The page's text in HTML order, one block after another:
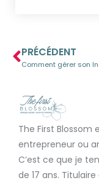
PRÉCÉDENT
The First Blossom
entrepreneur ou
C’est ce que je
de 17 ans.